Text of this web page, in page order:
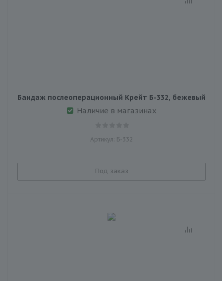
Бандаж послеоперационный Крейт Б-332, бежевый
Наличие в магазинах
Артикул: Б-332
Под заказ